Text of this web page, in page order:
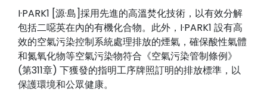
I·PARK1 [源·島]採用先進的高溫焚化技術，以有效分解
包括二噁英在內的有機化合物。此外，I·PARK1 設有高
效的空氣污染控制系統處理排放的煙氣，確保酸性氣體
和氮氧化物等空氣污染物符合 《空氣污染管制條例》
(第311章) 下獲發的指明工序牌照訂明的排放標準，以
保護環境和公眾健康。